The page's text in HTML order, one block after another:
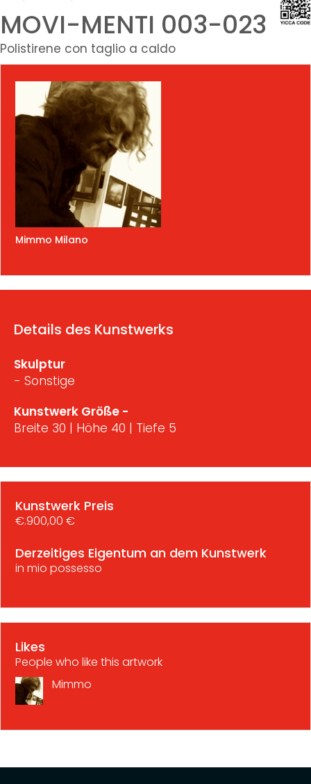
MOVI-MENTI 003-023
Polistirene con taglio a caldo
Mimmo Milano
Details des Kunstwerks
Skulptur
- Sonstige
Kunstwerk Größe -
Breite 30 | Höhe 40 | Tiefe 5
Kunstwerk Preis
€.900,00 €
Derzeitiges Eigentum an dem Kunstwerk
in mio possesso
Likes
People who like this artwork
Mimmo